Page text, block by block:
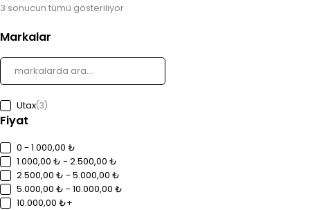
Markalar
Utax(3)
Fiyat
0 - 1.000,00 ₺
1.000,00 ₺ - 2.500,00 ₺
2.500,00 ₺ - 5.000,00 ₺
5.000,00 ₺ - 10.000,00 ₺
10.000,00 ₺+
3 sonucun tümü gösteriliyor